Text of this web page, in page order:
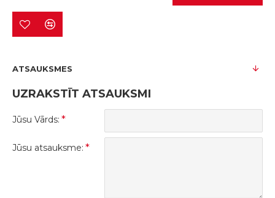
ATSAUKSMES
UZRAKSTĪT ATSAUKSMI
Jūsu Vārds:
Jūsu atsauksme: